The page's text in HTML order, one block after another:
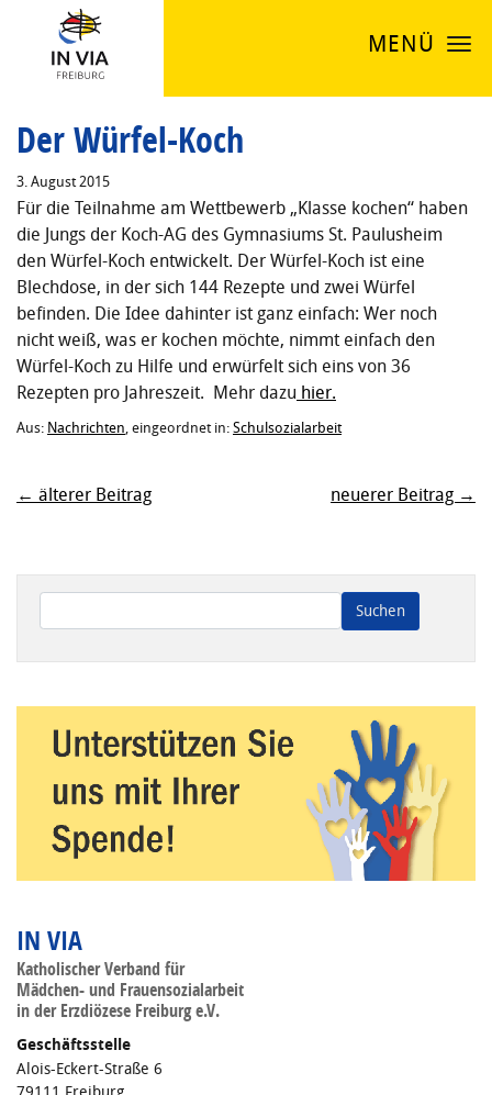
MENÜ
Der Würfel-Koch
3. August 2015
Für die Teilnahme am Wettbewerb „Klasse kochen“ haben
die Jungs der Koch-AG des Gymnasiums St. Paulusheim
den Würfel-Koch entwickelt. Der Würfel-Koch ist eine
Blechdose, in der sich 144 Rezepte und zwei Würfel
befinden. Die Idee dahinter ist ganz einfach: Wer noch
nicht weiß, was er kochen möchte, nimmt einfach den
Würfel-Koch zu Hilfe und erwürfelt sich eins von 36
Rezepten pro Jahreszeit. Mehr dazu hier.
Aus: Nachrichten , eingeordnet in: Schulsozialarbeit
neuerer Beitrag →
← älterer Beitrag
IN VIA
Katholischer Verband für
Mädchen- und Frauensozialarbeit
in der Erzdiözese Freiburg e.V.
Geschäftsstelle
Alois-Eckert-Straße 6